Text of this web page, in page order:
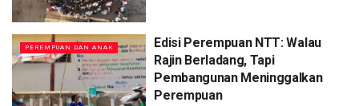
PEREMPUAN DAN ANAK
Edisi Perempuan NTT: Walau
Rajin Berladang, Tapi
Pembangunan Meninggalkan
Perempuan